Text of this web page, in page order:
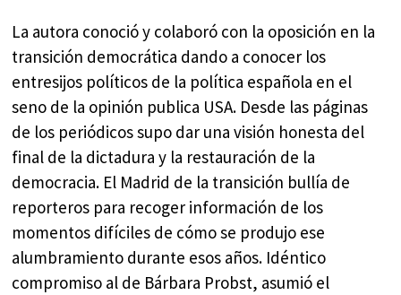
La autora conoció y colaboró con la oposición en la
transición democrática dando a conocer los
entresijos políticos de la política española en el
seno de la opinión publica USA. Desde las páginas
de los periódicos supo dar una visión honesta del
final de la dictadura y la restauración de la
democracia. El Madrid de la transición bullía de
reporteros para recoger información de los
momentos difíciles de cómo se produjo ese
alumbramiento durante esos años. Idéntico
compromiso al de Bárbara Probst, asumió el